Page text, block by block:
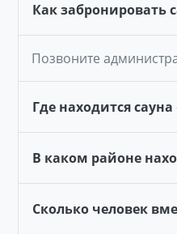
Как забронировать
Позвоните
Где находится
В каком районе
Сколько человек